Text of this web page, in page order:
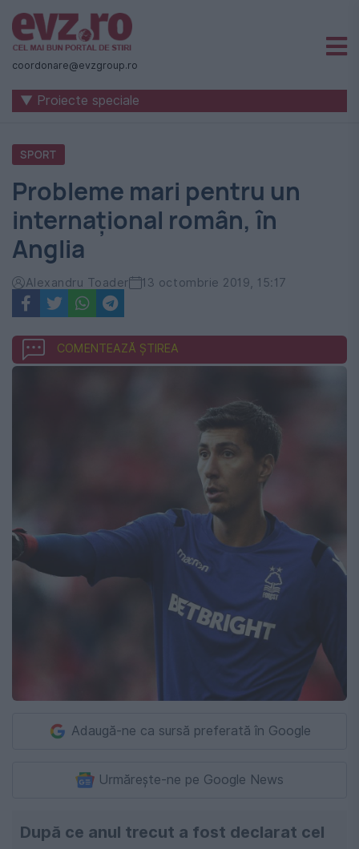
Știri
naționale
internaționale
România
-
Evenimentul
Zilei
coordonare@evzgroup.ro
▼ Proiecte speciale
SPORT
Probleme mari pentru un
internațional român, în
Anglia
Alexandru Toader 13 octombrie 2019, 15:17
COMENTEAZĂ ȘTIREA
Adaugă-ne ca sursă preferată în Google
Urmărește-ne pe Google News
După ce anul trecut a fost declarat cel